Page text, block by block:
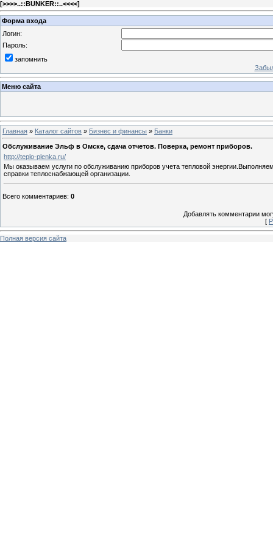
[>>>>..::BUNKER::..<<<<]
Форма входа
Логин:
Пароль:
запомнить
Меню сайта
Главная » Каталог сайтов » Бизнес и финансы » Банки
Обслуживание Эльф в Омске, сдача отчетов. Поверка, ремонт приборов.
http://teplo-plenka.ru/
Мы оказываем услуги по обслуживанию приборов учета тепловой
справки теплоснабжающей организации.
Всего комментариев: 0
Добавлять комментарии
[
Полная версия сайта